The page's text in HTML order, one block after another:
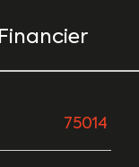
Financier
75014